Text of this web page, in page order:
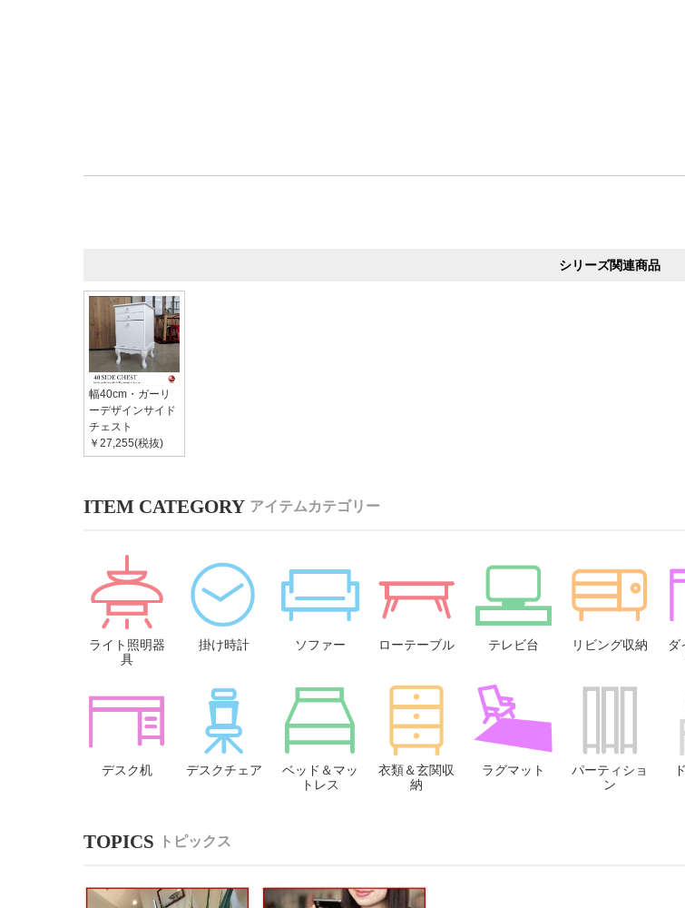
シリーズ関連商品
幅40cm・ガーリ
ーデザインサイド
チェスト
￥27,255(税抜)
アイテムカテゴリー
ライト照明器
具
掛け時計 ソファー ローテーブル テレビ台 リビング収納
ダ
デスク机 デスクチェア
ベッド＆マッ
トレス
衣類＆玄関収
納
ラグマット
パーティショ
ン
トピックス